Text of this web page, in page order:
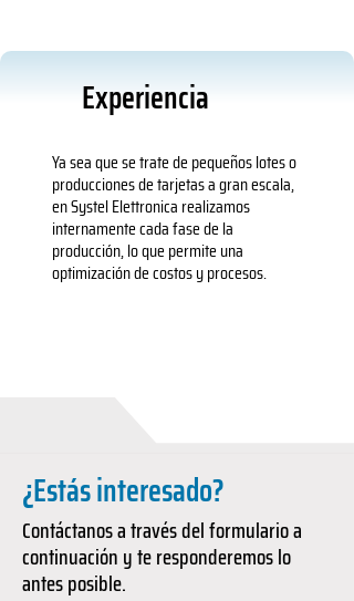
Experiencia
Ya sea que se trate de pequeños lotes o
producciones de tarjetas a gran escala,
en Systel Elettronica realizamos
internamente cada fase de la
producción, lo que permite una
optimización de costos y procesos.
¿Estás interesado?
Contáctanos a través del formulario a
continuación y te responderemos lo
antes posible.